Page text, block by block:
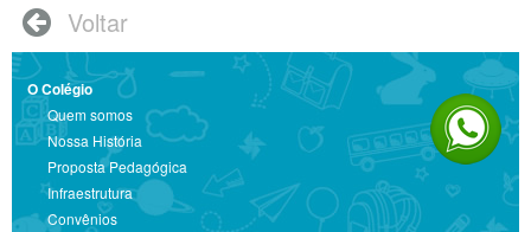
 Voltar
O Colégio
Quem somos
Nossa História
Proposta Pedagógica
Infraestrutura
Convênios